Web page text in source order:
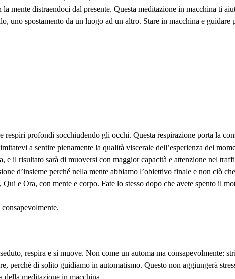
distraendoci dal presente. Questa meditazione in macchina ti
spostamento da un luogo ad un altro. Stare in macchina e guidare
profondi socchiudendo gli occhi. Questa respirazione porta la
a sentire pienamente la qualità viscerale dell’esperienza del
il risultato sarà di muoversi con maggior capacità e attenzione nel
d’insieme perché nella mente abbiamo l’obiettivo finale e non ciò
e Ora, con mente e corpo. Fate lo stesso dopo che avete spento il
respira e si muove. Non come un automa ma consapevolmente:
perché di solito guidiamo in automatismo. Questo non aggiungerà